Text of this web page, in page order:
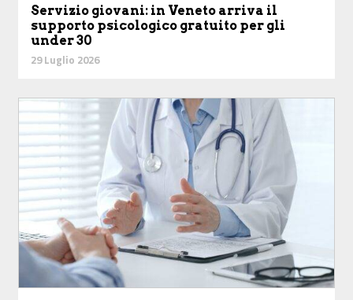
Servizio giovani: in Veneto arriva il
supporto psicologico gratuito per gli
under 30
29 Luglio 2026